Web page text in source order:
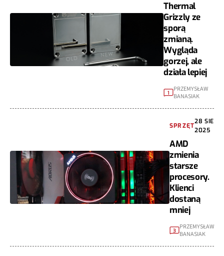
Thermal
Grizzly ze
sporą
zmianą.
Wygląda
gorzej, ale
działa lepiej
1
PRZEMYSŁAW
BANASIAK
SPRZĘT
28 SIE
2025
AMD
zmienia
starsze
procesory.
Klienci
dostaną
mniej
3
PRZEMYSŁAW
BANASIAK